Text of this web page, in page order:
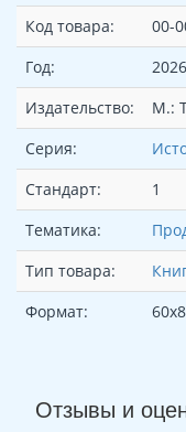
Код товара:
00-
Год:
2026
Издательство:
М.:
Серия:
Стандарт:
1
Тематика:
Тип товара:
Формат:
Отзывы и